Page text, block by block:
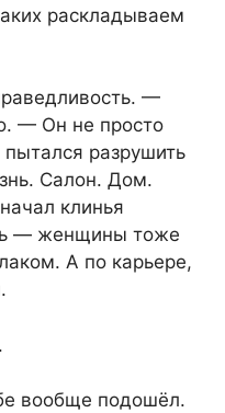
раскладываем
—
— Он не просто
разрушить
Салон. Дом.
клинья
— женщины тоже
А по карьере,
вообще подошёл.